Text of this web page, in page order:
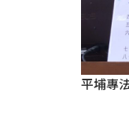
平埔專